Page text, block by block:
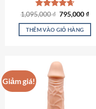
Được xếp
hạng4.65
5 sao
1,095,000₫ Giá
là:
1,095,000 ₫.
795,000₫Giá
tại
THÊM VÀO GIỎ HÀNG
Giảm giá!